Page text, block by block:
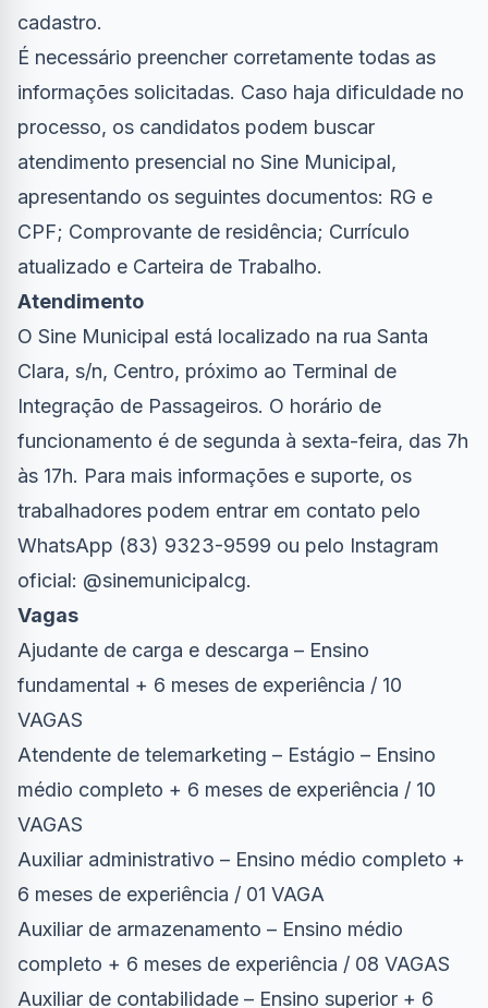
cadastro.
É necessário preencher corretamente todas as
informações solicitadas. Caso haja dificuldade no
processo, os candidatos podem buscar
atendimento presencial no Sine Municipal,
apresentando os seguintes documentos: RG e
CPF; Comprovante de residência; Currículo
atualizado e Carteira de Trabalho.
Atendimento
O Sine Municipal está localizado na rua Santa
Clara, s/n, Centro, próximo ao Terminal de
Integração de Passageiros. O horário de
funcionamento é de segunda à sexta-feira, das 7h
às 17h. Para mais informações e suporte, os
trabalhadores podem entrar em contato pelo
WhatsApp (83) 9323-9599 ou pelo Instagram
oficial: @sinemunicipalcg.
Vagas
Ajudante de carga e descarga – Ensino
fundamental + 6 meses de experiência / 10
VAGAS
Atendente de telemarketing – Estágio – Ensino
médio completo + 6 meses de experiência / 10
VAGAS
Auxiliar administrativo – Ensino médio completo +
6 meses de experiência / 01 VAGA
Auxiliar de armazenamento – Ensino médio
completo + 6 meses de experiência / 08 VAGAS
Auxiliar de contabilidade – Ensino superior + 6